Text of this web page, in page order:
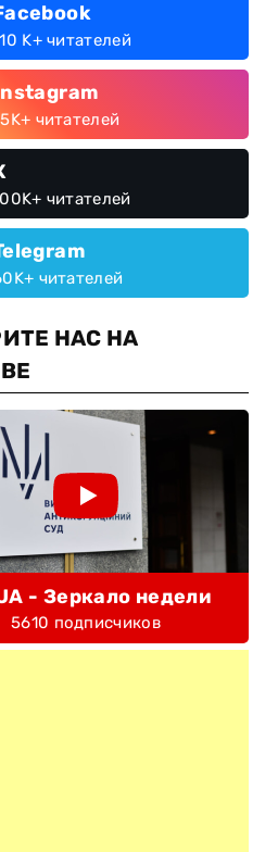
K+ читателей
читателей
читателей
читателей
НАС НА
- Зеркало недели
5610 подписчиков